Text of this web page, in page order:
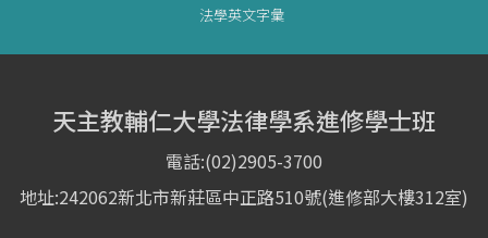
法學英文字彙
天主教輔仁大學法律學系進修學士班
電話:(02)2905-3700
地址:242062新北市新莊區中正路510號(進修部大樓312室)